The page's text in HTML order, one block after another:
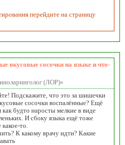
перейдите на страницу
вкусовые сосочки на языке и что-
(ЛОР)»
Подскажите, что это за шишечки
сосочки воспалённые? Ещё
будто наросты мелкие в виде
И сбоку языка ещё тоже
то.
К какому врачу идти? Какие